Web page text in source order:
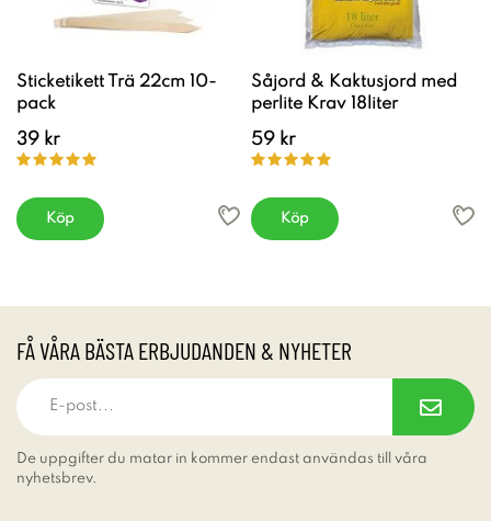
Sticketikett Trä 22cm 10-
pack
39 kr
Köp
Såjord & Kaktusjord med
perlite Krav 18liter
59 kr
Köp
FÅ VÅRA BÄSTA ERBJUDANDEN & NYHETER
De uppgifter du matar in kommer endast användas till våra
nyhetsbrev.